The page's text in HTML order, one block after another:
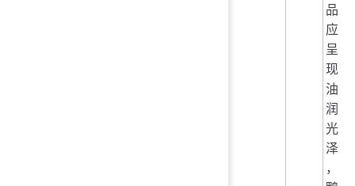
品
应
呈
现
油
润
光
泽
，